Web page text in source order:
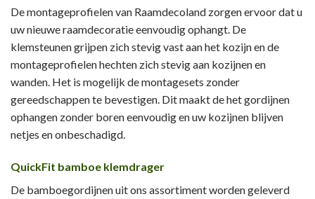
De montageprofielen van Raamdecoland zorgen ervoor dat u
uw nieuwe raamdecoratie eenvoudig ophangt. De
klemsteunen grijpen zich stevig vast aan het kozijn en de
montageprofielen hechten zich stevig aan kozijnen en
wanden. Het is mogelijk de montagesets zonder
gereedschappen te bevestigen. Dit maakt de het gordijnen
ophangen zonder boren eenvoudig en uw kozijnen blijven
netjes en onbeschadigd.
QuickFit bamboe klemdrager
De bamboegordijnen uit ons assortiment worden geleverd